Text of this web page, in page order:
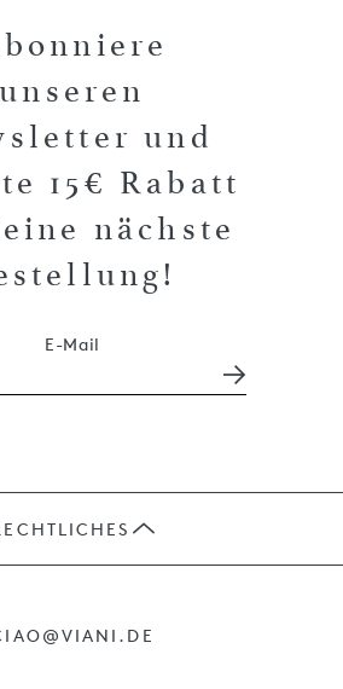
unseren
und
15€ Rabatt
nächste
E-Mail